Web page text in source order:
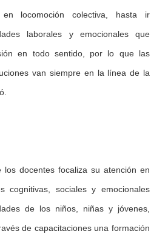
en locomoción colectiva, hasta ir
laborales y emocionales que
en todo sentido, por lo que las
van siempre en la línea de la
los docentes focaliza su atención en
cognitivas, sociales y emocionales
de los niños, niñas y jóvenes,
de capacitaciones una formación